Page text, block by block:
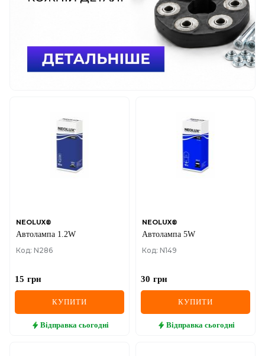
NEOLUX®
Автолампа 1.2W
Код: N286
15 грн
КУПИТИ
Відправка сьогодні
NEOLUX®
Автолампа 5W
Код: N149
30 грн
КУПИТИ
Відправка сьогодні